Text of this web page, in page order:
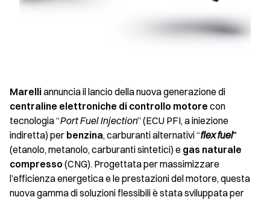
Marelliannuncia il lancio della nuova generazione di
centraline elettroniche di controllo motore con
tecnologia “Port Fuel Injection” (ECU PFI, a iniezione
indiretta) per benzina, carburanti alternativi “flex fuel”
(etanolo, metanolo, carburanti sintetici) e gas naturale
compresso (CNG). Progettata per massimizzare
l’efficienza energetica e le prestazioni del motore, questa
nuova gamma di soluzioni flessibili è stata sviluppata per